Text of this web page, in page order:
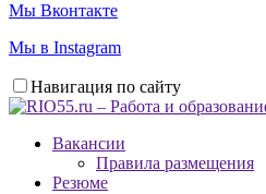
Мы Вконтакте
Мы в Instagram
Навигация по сайту
Вакансии
Правила размещения
Резюме